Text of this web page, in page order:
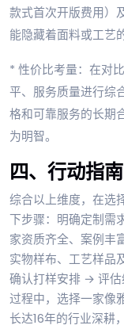
款式首次开版费用）
能隐藏着面料或工艺
* 性价比考量：在对
平、服务质量进行综
格和可靠服务的长期
为明智。
四、行动指
综合以上维度，在选
下步骤：明确定制需
家资质齐全、案例丰
实物样布、工艺样品
确认打样安排 → 评估
过程中，选择一家像
长达16年的行业深耕